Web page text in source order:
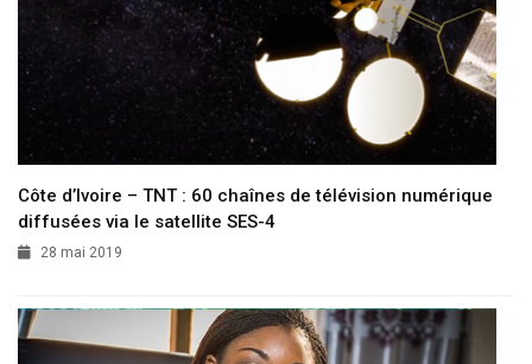
Côte d’Ivoire – TNT : 60 chaînes de télévision numérique
diffusées via le satellite SES-4
28 mai 2019